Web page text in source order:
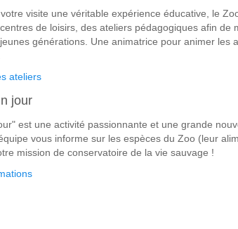
visite une véritable expérience éducative, le
de loisirs, des ateliers pédagogiques afin de
générations. Une animatrice pour animer les
ateliers
jour
est une activité passionnante et une grande
vous informe sur les espèces du Zoo (leur
mission de conservatoire de la vie sauvage !